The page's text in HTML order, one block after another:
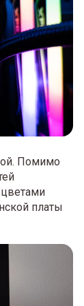
Помимо
платы